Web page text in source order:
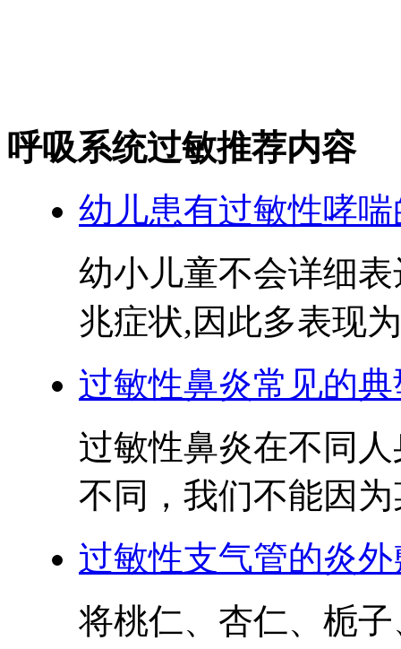
呼吸系统过敏推荐内容
幼儿患有过敏性哮
幼小儿童不会详细
兆症状,因此多表现
过敏性鼻炎常见的
过敏性鼻炎在不同
不同，我们不能因
过敏性支气管的炎
将桃仁、杏仁、栀